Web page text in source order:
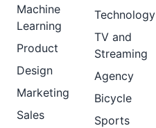
Machine
Learning
Product
Design
Marketing
Sales
Technology
TV and
Streaming
Agency
Bicycle
Sports